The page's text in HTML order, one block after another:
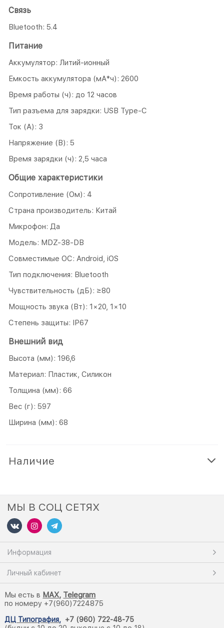
Связь
Bluetooth: 5.4
Питание
Аккумулятор: Литий-ионный
Емкость аккумулятора (мА*ч): 2600
Время работы (ч): до 12 часов
Тип разъема для зарядки: USB Type-C
Ток (А): 3
Напряжение (В): 5
Время зарядки (ч): 2,5 часа
Общие характеристики
Сопротивление (Ом): 4
Страна производитель: Китай
Микрофон: Да
Модель: MDZ-38-DB
Совместимые ОС: Android, iOS
Тип подключения: Bluetooth
Чувствительность (дБ): ≥80
Мощность звука (Вт): 1×20, 1×10
Степень защиты: IP67
Внешний вид
Высота (мм): 196,6
Материал: Пластик, Силикон
Толщина (мм): 66
Вес (г): 597
Ширина (мм): 68
Наличие
МЫ В СОЦ СЕТЯХ
Информация
Личный кабинет
Мы есть в MAX, Telegram
по номеру +7(960)7224875
ДЦ Типография, +7 (960) 722-48-75